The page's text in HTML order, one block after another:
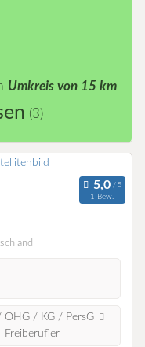
Umkreis von 15 km
(3)
1 Bew.
OHG / KG / PersG
Freiberufler